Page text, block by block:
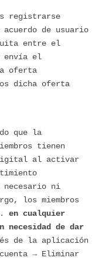
registrarse
de usuario
entre el
envía el
oferta
dicha oferta
que la
tienen
al activar
necesario ni
los miembros
en cualquier
necesidad de dar
de la aplicación
→ Eliminar